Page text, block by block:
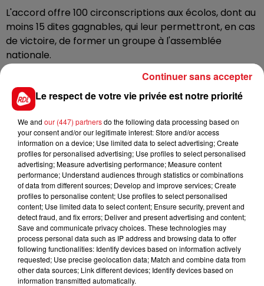
L'accord offre 100 circonscriptions aux écolos, dont au
moins 15 dites gagnables, qui leur permettront, en cas
de victoire, de former un groupe à l'assemblée
nationale.
Aucun accord pour le moment n’a encore été signé
avec le parti socialiste, mais les négociations se
poursuivent ce matin, et l'accord pourrait être acté
en début de semaine. Un accord est aussi attendu
dans les prochains jours, avec le parti communiste.
FIL D'ACTUS
Le respect de votre vie privée est notre priorité
We and our (447) partnersdo the following data processing based on
your consent and/or our legitimate interest: Store and/or access
information on a device; Use limited data to select advertising; Create
profiles for personalised advertising; Use profiles to select personalised
advertising; Measure advertising performance; Measure content
performance; Understand audiences through statistics or combinations
of data from different sources; Develop and improve services; Create
profiles to personalise content; Use profiles to select personalised
content; Use limited data to select content; Ensure security, prevent and
detect fraud, and fix errors; Deliver and present advertising and content;
Save and communicate privacy choices. These technologies may
process personal data such as IP address and browsing data to offer
following functionalities: Identify devices based on information actively
requested; Use precise geolocation data; Match and combine data from
other data sources; Link different devices; Identify devices based on
information transmitted automatically.
Continuer sans accepter